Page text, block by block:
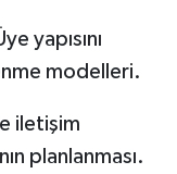
yapısını
modelleri.
iletişim
planlanması.